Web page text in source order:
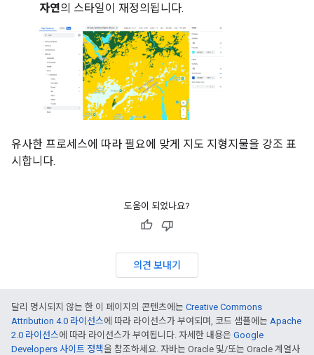
자연의 스타일이 재정의됩니다.
유사한 프로세스에 따라 필요에 맞게 지도 지형지물을 강조 표
시합니다.
도움이 되었나요?
의견 보내기
달리 명시되지 않는 한 이 페이지의 콘텐츠에는 Creative Commons
Attribution 4.0 라이선스에 따라 라이선스가 부여되며, 코드 샘플에는 Apache
2.0 라이선스에 따라 라이선스가 부여됩니다. 자세한 내용은 Google
Developers 사이트 정책을 참조하세요. 자바는 Oracle 및/또는 Oracle 계열사